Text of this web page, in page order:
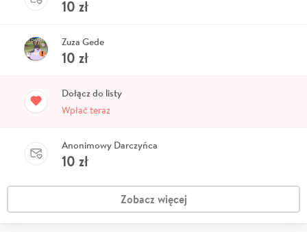
10 zł
Zuza Gede
10 zł
Dołącz do listy
Wpłać teraz
Anonimowy Darczyńca
10 zł
Zobacz więcej